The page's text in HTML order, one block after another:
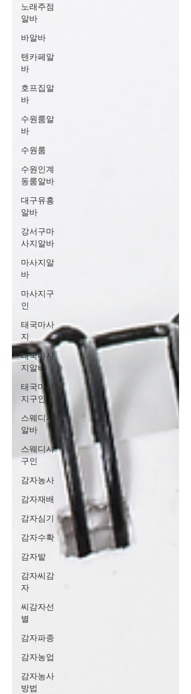
노래주점
알바
바알바
텐카페알
바
호프집알
바
수원룸알
바
수원룸
수원인계
동룸알바
대구유흥
알바
강서구마
사지알바
마사지알
바
마사지구
인
태국마사
지
태국마사
지알바
태국마사
지구인
스웨디시
알바
스웨디시
구인
감자농사
감자재배
감자심기
감자수확
감자밭
감자씨감
자
씨감자선
별
감자파종
감자농업
감자농사
방법